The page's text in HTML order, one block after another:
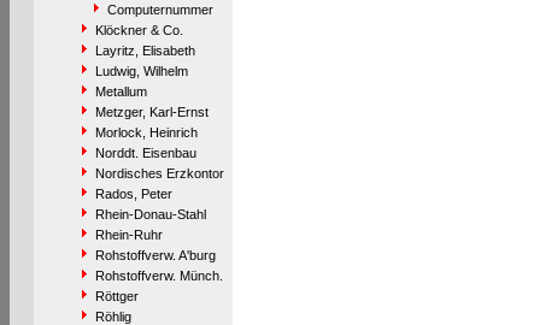
Computernummer
Klöckner & Co.
Layritz, Elisabeth
Ludwig, Wilhelm
Metallum
Metzger, Karl-Ernst
Morlock, Heinrich
Norddt. Eisenbau
Nordisches Erzkontor
Rados, Peter
Rhein-Donau-Stahl
Rhein-Ruhr
Rohstoffverw. A'burg
Rohstoffverw. Münch.
Röttger
Röhlig